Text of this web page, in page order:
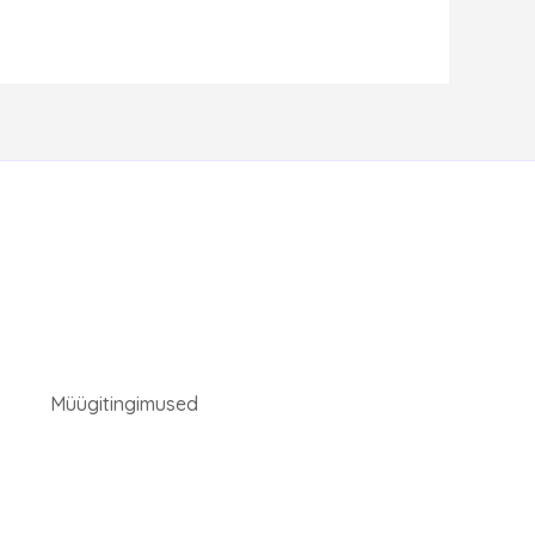
Müügitingimused